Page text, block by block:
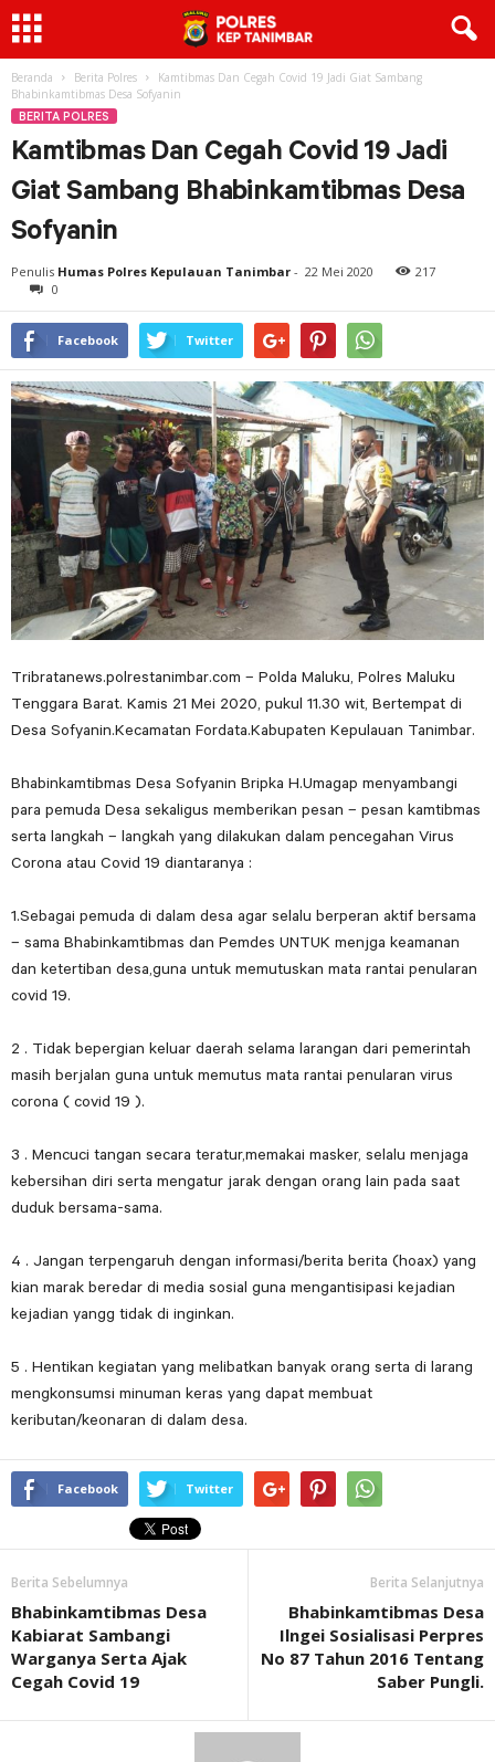
Beranda Berita Polres
Kamtibmas Dan Cegah Covid 19 Jadi Giat Sambang
Bhabinkamtibmas Desa Sofyanin
BERITA POLRES
Kamtibmas Dan Cegah Covid 19 Jadi
Giat Sambang Bhabinkamtibmas Desa
Sofyanin
Penulis Humas Polres Kepulauan Tanimbar - 22 Mei 2020
217
0
Facebook Twitter
Tribratanews.polrestanimbar.com – Polda Maluku, Polres Maluku
Tenggara Barat. Kamis 21 Mei 2020, pukul 11.30 wit, Bertempat di
Desa Sofyanin.Kecamatan Fordata.Kabupaten Kepulauan Tanimbar.
Bhabinkamtibmas Desa Sofyanin Bripka H.Umagap menyambangi
para pemuda Desa sekaligus memberikan pesan – pesan kamtibmas
serta langkah – langkah yang dilakukan dalam pencegahan Virus
Corona atau Covid 19 diantaranya :
1.Sebagai pemuda di dalam desa agar selalu berperan aktif bersama
– sama Bhabinkamtibmas dan Pemdes UNTUK menjga keamanan
dan ketertiban desa,guna untuk memutuskan mata rantai penularan
covid 19.
2 . Tidak bepergian keluar daerah selama larangan dari pemerintah
masih berjalan guna untuk memutus mata rantai penularan virus
corona ( covid 19 ).
3 . Mencuci tangan secara teratur,memakai masker, selalu menjaga
kebersihan diri serta mengatur jarak dengan orang lain pada saat
duduk bersama-sama.
4 . Jangan terpengaruh dengan informasi/berita berita (hoax) yang
kian marak beredar di media sosial guna mengantisipasi kejadian
kejadian yangg tidak di inginkan.
5 . Hentikan kegiatan yang melibatkan banyak orang serta di larang
mengkonsumsi minuman keras yang dapat membuat
keributan/keonaran di dalam desa.
Facebook Twitter
Berita Sebelumnya
Bhabinkamtibmas Desa
Kabiarat Sambangi
Warganya Serta Ajak
Cegah Covid 19
Berita Selanjutnya
Bhabinkamtibmas Desa
Ilngei Sosialisasi Perpres
No 87 Tahun 2016 Tentang
Saber Pungli.